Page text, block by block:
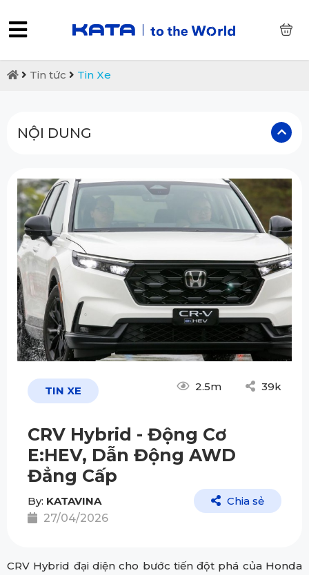
Tin tức Tin Xe
NỘI DUNG
TIN XE 2.5m 39k
CRV Hybrid - Động Cơ
E:HEV, Dẫn Động AWD
Đẳng Cấp
By: KATAVINA
27/04/2026
Chia sẻ
CRV Hybrid đại diện cho bước tiến đột phá của Honda